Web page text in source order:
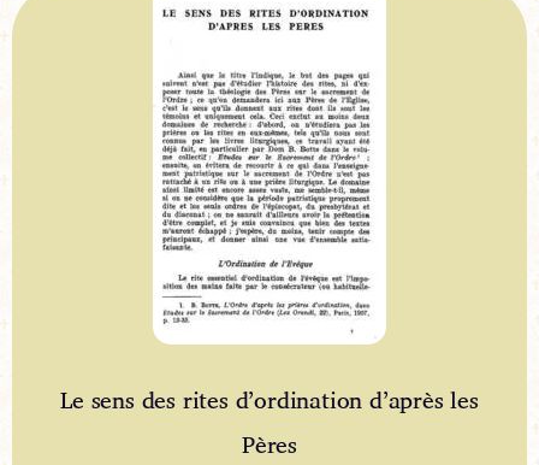
Le sens des rites d’ordination d’après les
Pères